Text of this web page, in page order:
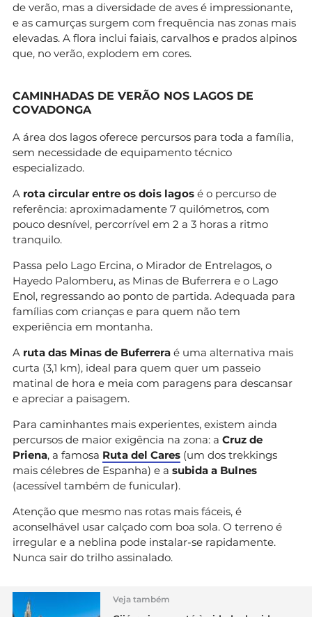
de verão, mas a diversidade de aves é impressionante,
e as camurças surgem com frequência nas zonas mais
elevadas. A flora inclui faiais, carvalhos e prados alpinos
que, no verão, explodem em cores.
CAMINHADAS DE VERÃO NOS LAGOS DE
COVADONGA
A área dos lagos oferece percursos para toda a família,
sem necessidade de equipamento técnico
especializado.
A rota circular entre os dois lagos é o percurso de
referência: aproximadamente 7 quilómetros, com
pouco desnível, percorrível em 2 a 3 horas a ritmo
tranquilo.
Passa pelo Lago Ercina, o Mirador de Entrelagos, o
Hayedo Palomberu, as Minas de Buferrera e o Lago
Enol, regressando ao ponto de partida. Adequada para
famílias com crianças e para quem não tem
experiência em montanha.
A ruta das Minas de Buferrera é uma alternativa mais
curta (3,1 km), ideal para quem quer um passeio
matinal de hora e meia com paragens para descansar
e apreciar a paisagem.
Para caminhantes mais experientes, existem ainda
percursos de maior exigência na zona: a Cruz de
Priena, a famosa Ruta del Cares (um dos trekkings
mais célebres de Espanha) e a subida a Bulnes
(acessível também de funicular).
Atenção que mesmo nas rotas mais fáceis, é
aconselhável usar calçado com boa sola. O terreno é
irregular e a neblina pode instalar-se rapidamente.
Nunca sair do trilho assinalado.
Veja também